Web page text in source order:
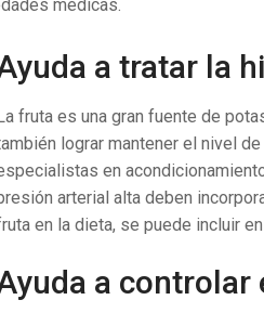
médicas.
a tratar la
fruta es una gran fuente de
lograr mantener el nivel
en
arterial alta deben
en la dieta, se puede incluir
a controlar